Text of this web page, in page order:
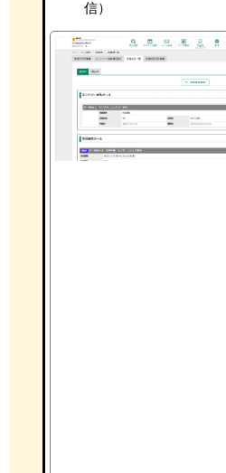
信）